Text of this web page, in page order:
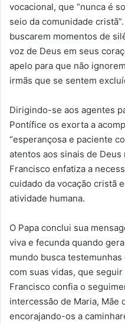
vocacional, que “nunca é
seio da comunidade
buscarem momentos de
voz de Deus em seus
apelo para que não
irmãs que se sentem
Dirigindo-se aos agentes
Pontífice os exorta a
“esperançosa e paciente
atentos aos sinais de Deus
Francisco enfatiza a
cuidado da vocação cristã
atividade humana.
O Papa conclui sua
viva e fecunda quando
mundo busca
com suas vidas, que
Francisco confia o
intercessão de Maria, Mãe
encorajando-os a